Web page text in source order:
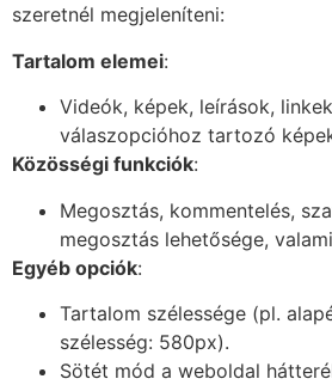
szeretnél megjeleníteni:
Tartalom elemei:
Videók, képek, leírások,
válaszopcióhoz tartozó
Közösségi funkciók:
Megosztás, kommentelés,
megosztás lehetősége,
Egyéb opciók:
Tartalom szélessége (pl.
szélesség: 580px).
Sötét mód a weboldal